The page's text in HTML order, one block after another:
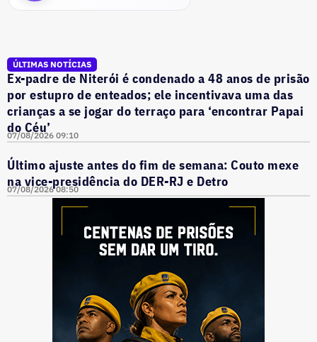
ÚLTIMAS NOTÍCIAS
Ex-padre de Niterói é condenado a 48 anos de prisão
por estupro de enteados; ele incentivava uma das
crianças a se jogar do terraço para ‘encontrar Papai
do Céu’
07/08/2026 09:10
Último ajuste antes do fim de semana: Couto mexe
na vice-presidência do DER-RJ e Detro
07/08/2026 08:50